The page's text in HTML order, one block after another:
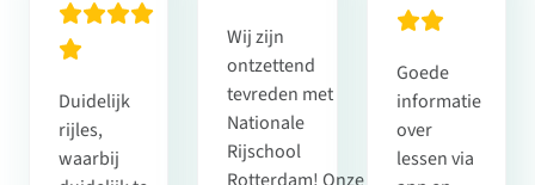
Duidelijk
rijles,
waarbij
Wij zijn
ontzettend
tevreden met
Nationale
Rijschool
Goede
informatie
over
lessen via